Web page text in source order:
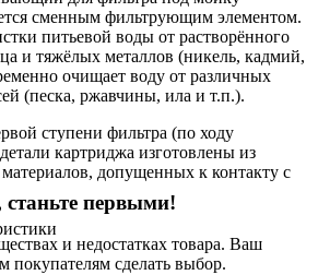
сменным фильтрующим элементом.
питьевой воды от растворённого
и тяжёлых металлов (никель, кадмий,
очищает воду от различных
(песка, ржавчины, ила и т.п.).
ступени фильтра (по ходу
картриджа изготовлены из
допущенных к контакту с
первыми!
и недостатках товара. Ваш
покупателям сделать выбор.